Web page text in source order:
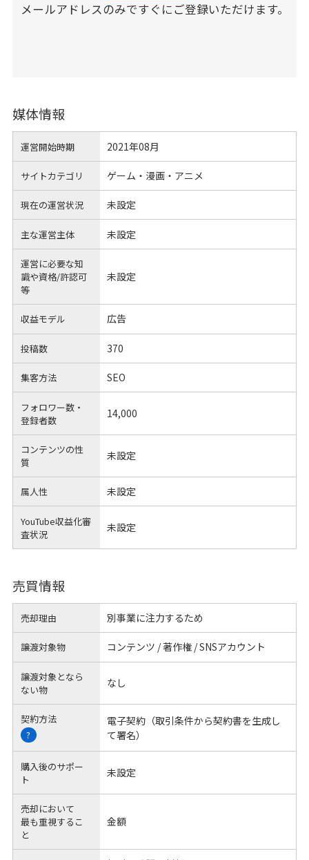
メールアドレスのみですぐにご登録いただけます。
媒体情報
運営開始時期 2021年08月
サイトカテゴリ ゲーム・漫画・アニメ
現在の運営状況 未設定
主な運営主体 未設定
運営に必要な知
識や資格/許認可
等
未設定
収益モデル 広告
投稿数 370
集客方法 SEO
フォロワー数・
登録者数
14,000
コンテンツの性
質
未設定
属人性 未設定
YouTube収益化審
査状況
未設定
売買情報
売却理由 別事業に注力するため
譲渡対象物 コンテンツ / 著作権 / SNSアカウント
譲渡対象となら
ない物
なし
契約方法
?
電子契約（取引条件から契約書を生成し
て署名）
購入後のサポー
ト
未設定
売却において
最も重視するこ
と
金額